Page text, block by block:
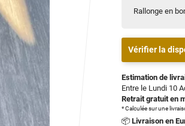
Rallonge en
Vérifier la
Estimation de
Entre le Lundi 10
Retrait gratuit en
* Calculée sur une
📦 Livraison en